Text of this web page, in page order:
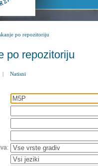
po repozitoriju
po repozitoriju
| Natisni